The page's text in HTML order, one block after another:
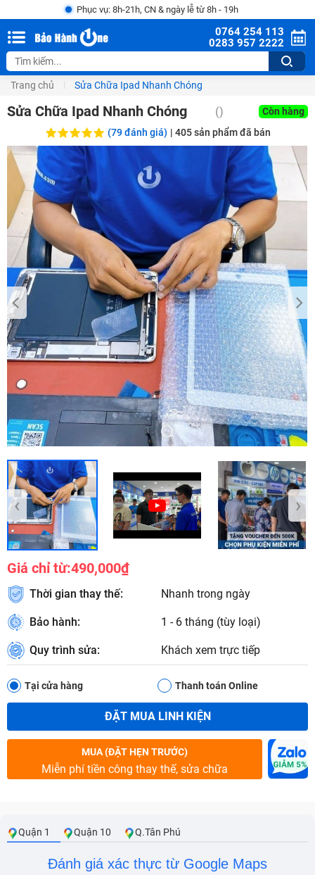
Phục vụ: 8h-21h, CN & ngày lễ từ 8h - 19h
0764 254 113
0283 957 2222
Trang chủ Sửa Chữa Ipad Nhanh Chóng
Sửa Chữa Ipad Nhanh Chóng ()
Còn hàng
(79 đánh giá) | 405sản phẩm đã bán
‹ ›
Giá chỉ từ:490,000₫
Thời gian thay thế: Nhanh trong ngày
Bảo hành: 1 - 6 tháng (tùy loại)
Quy trình sửa: Khách xem trực tiếp
Tại cửa hàng Thanh toán Online
ĐẶT MUA LINH KIỆN
MUA (ĐẶT HẸN TRƯỚC)
Miễn phí tiền công thay thế, sửa chữa
Quận 1 Quận 10 Q.Tân Phú
Đánh giá xác thực từ Google Maps